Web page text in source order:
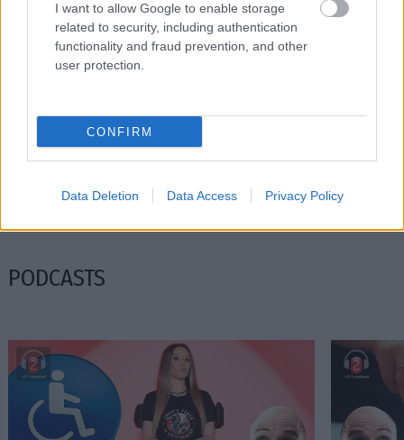
I want to allow Google to enable storage
related to security, including authentication
functionality and fraud prevention, and other
user protection.
CONFIRM
Data Deletion Data Access Privacy Policy
Οι επανεκδόσεις που πρέπει να δεις στα
Ο The
PODCASTS